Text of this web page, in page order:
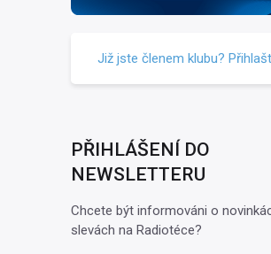
Již jste členem klubu?
PŘIHLÁŠENÍ DO
NEWSLETTERU
Chcete být informováni o
slevách na Radiotéce?